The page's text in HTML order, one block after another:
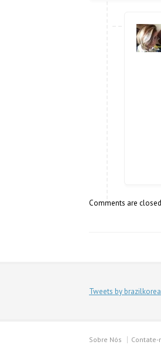
Comments are
Tweets by brazilkorea
Sobre Nós Contate-